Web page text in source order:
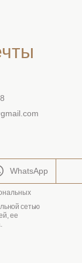
WhatsApp
wa
сетью
ее